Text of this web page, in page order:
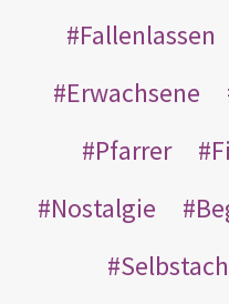
Fallenlassen
Erwachsene
Pfarrer
Nostalgie